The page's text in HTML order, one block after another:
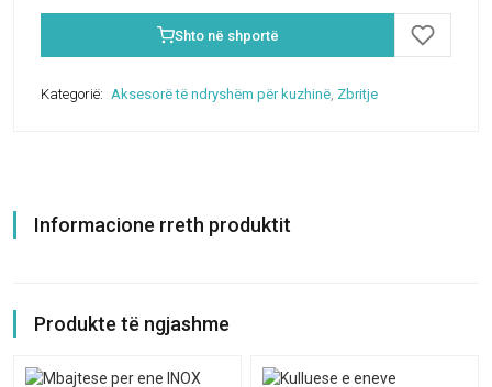
Shto në shportë
Kategorië: Aksesorë të ndryshëm për kuzhinë, Zbritje
Informacione rreth produktit
Produkte të ngjashme